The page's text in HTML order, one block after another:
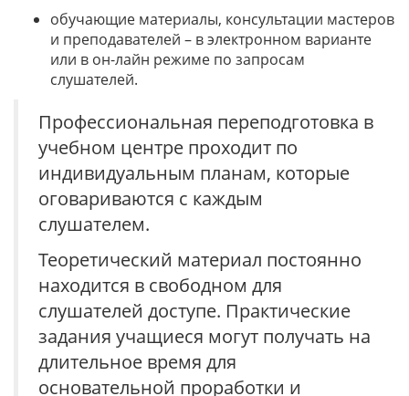
обучающие материалы, консультации мастеров
и преподавателей – в электронном варианте
или в он-лайн режиме по запросам
слушателей.
Профессиональная переподготовка в
учебном центре проходит по
индивидуальным планам, которые
оговариваются с каждым
слушателем.
Теоретический материал постоянно
находится в свободном для
слушателей доступе. Практические
задания учащиеся могут получать на
длительное время для
основательной проработки и